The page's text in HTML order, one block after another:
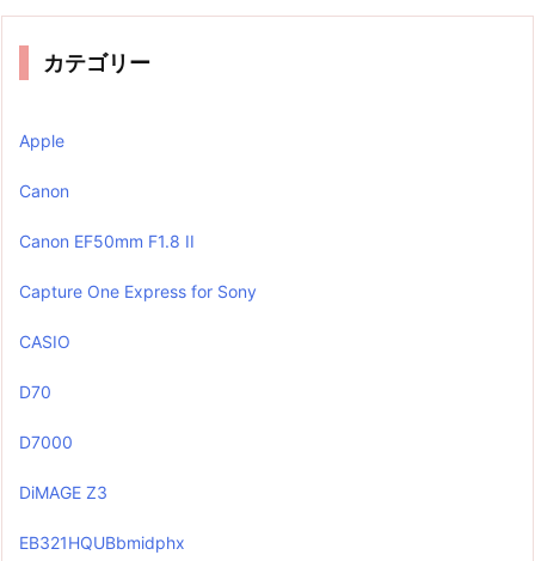
カテゴリー
Apple
Canon
Canon EF50mm F1.8 II
Capture One Express for Sony
CASIO
D70
D7000
DiMAGE Z3
EB321HQUBbmidphx